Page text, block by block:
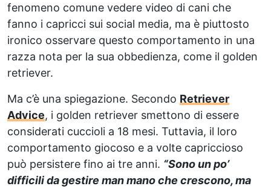
fenomeno comune vedere video di cani che
fanno i capricci sui social media, ma è piuttosto
ironico osservare questo comportamento in una
razza nota per la sua obbedienza, come il golden
retriever.
Ma c’è una spiegazione. Secondo Retriever
Advice, i golden retriever smettono di essere
considerati cuccioli a 18 mesi. Tuttavia, il loro
comportamento giocoso e a volte capriccioso
può persistere fino ai tre anni. “Sono un po’
difficili da gestire man mano che crescono, ma